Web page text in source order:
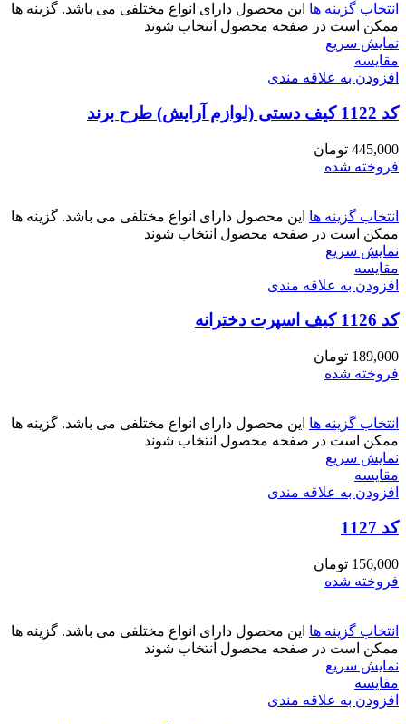
انتخاب گزینه ها این محصول دارای انواع مختلفی می باشد. گزینه ها
ممکن است در صفحه محصول انتخاب شوند
نمایش سریع
مقايسه
افزودن به علاقه مندی
کد 1122 کیف دستی (لوازم آرایش) طرح برند
445,000 تومان
فروخته شده
انتخاب گزینه ها این محصول دارای انواع مختلفی می باشد. گزینه ها
ممکن است در صفحه محصول انتخاب شوند
نمایش سریع
مقايسه
افزودن به علاقه مندی
کد 1126 کیف اسپرت دخترانه
189,000 تومان
فروخته شده
انتخاب گزینه ها این محصول دارای انواع مختلفی می باشد. گزینه ها
ممکن است در صفحه محصول انتخاب شوند
نمایش سریع
مقايسه
افزودن به علاقه مندی
کد 1127
156,000 تومان
فروخته شده
انتخاب گزینه ها این محصول دارای انواع مختلفی می باشد. گزینه ها
ممکن است در صفحه محصول انتخاب شوند
نمایش سریع
مقايسه
افزودن به علاقه مندی